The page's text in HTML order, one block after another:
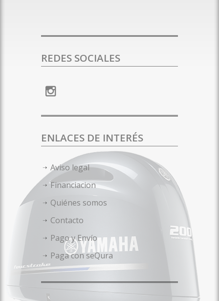
REDES SOCIALES
ENLACES DE INTERÉS
Aviso legal
Financiacion
Quiénes somos
Contacto
Pago y Envío
Paga con seQura